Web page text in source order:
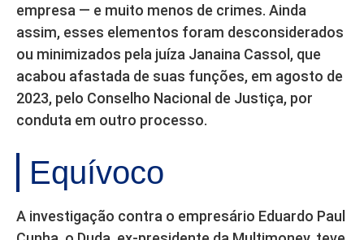
empresa — e muito menos de crimes. Ainda
assim, esses elementos foram desconsiderados
ou minimizados pela juíza Janaina Cassol, que
acabou afastada de suas funções, em agosto de
2023, pelo Conselho Nacional de Justiça, por
conduta em outro processo.
Equívoco
A investigação contra o empresário Eduardo Paul